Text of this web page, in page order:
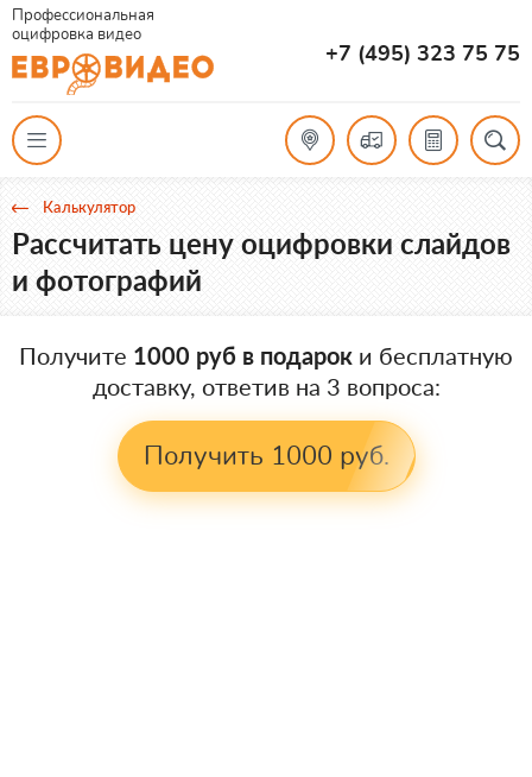
Профессиональная
оцифровка видео
+7 (495) 323 75 75
Калькулятор
Рассчитать цену оцифровки слайдов
и фотографий
Получите 1000 руб в подарок и бесплатную
доставку, ответив на 3 вопроса:
Получить 1000 руб.